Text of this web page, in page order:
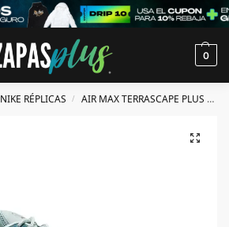
0
NIKE RÉPLICAS / AIR MAX TERRASCAPE PLUS RÉPLICAS